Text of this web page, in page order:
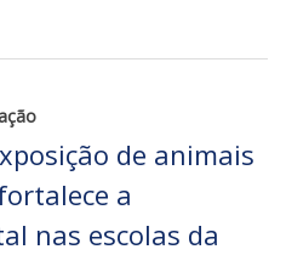
de animais
a
nas escolas da